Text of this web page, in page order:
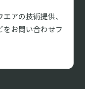
アの技術提供、
をお問い合わせフ